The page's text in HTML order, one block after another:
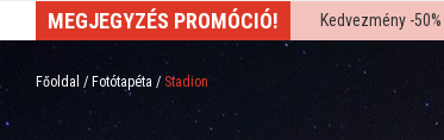
MEGJEGYZÉS PROMÓCIÓ! Kedvezmény -50%
Főoldal / Fotótapéta / Stadion